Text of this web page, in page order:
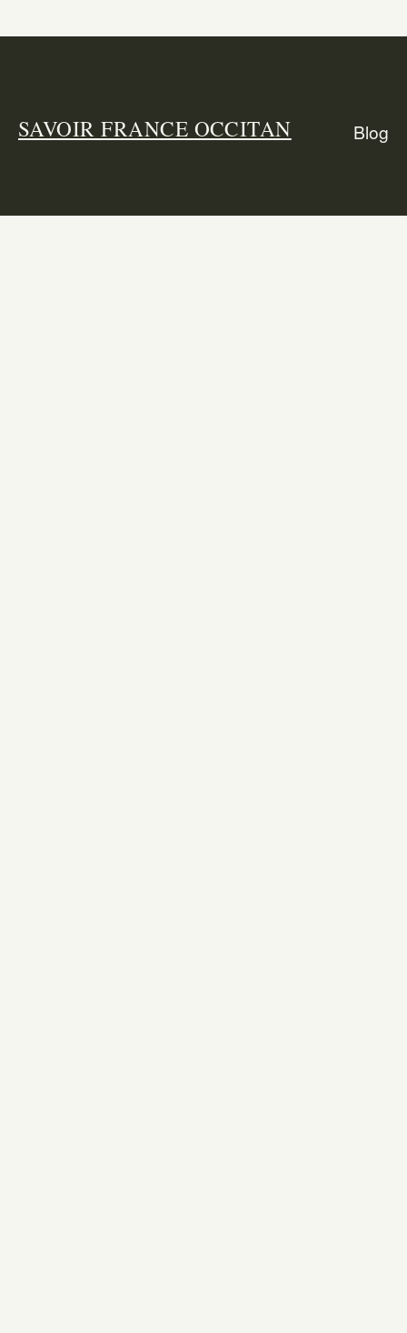
SAVOIR FRANCE OCCITAN Blog